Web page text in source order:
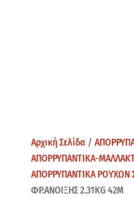
Αρχική Σελίδα /
ΑΠΟΡΡΥΠΑΝΤΙΚΑ-
ΑΠΟΡΡΥΠΑΝΤΙΚΑ ΡΟΥΧΩΝ
ΦΡ.ΑΝΟΙΞΗΣ 2.31KG 42M